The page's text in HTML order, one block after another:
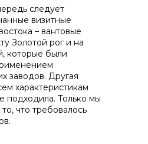
следует
визитные
– вантовые
Золотой рог и на
которые были
заводов. Другая
характеристикам
подходила. Только мы
что требовалось